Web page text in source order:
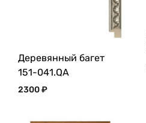
Деревянный багет
151-041.QA
2300₽